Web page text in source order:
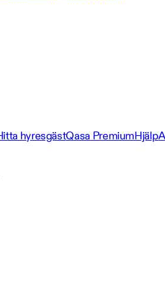
hyresgästQasa PremiumHjälp